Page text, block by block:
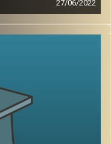
27/06/2022
במרץ 2020
שמגיפת הקורונה
להעלות להצבעה את
שאדלשטיין לא העלה
המשפט העליון בבקשה
בית המשפט נעתר ויו"ר